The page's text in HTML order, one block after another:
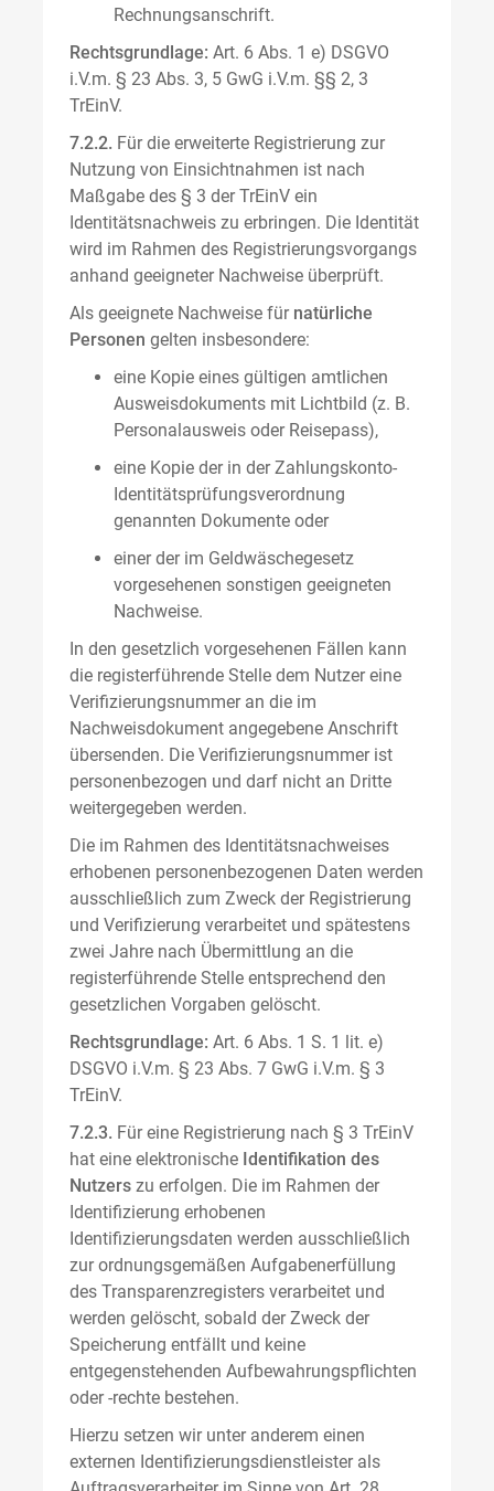
Rechnungsanschrift.
Rechtsgrundlage: Art. 6 Abs. 1 e) DSGVO
i.V.m. § 23 Abs. 3, 5 GwG i.V.m. §§ 2, 3
TrEinV.
7.2.2. Für die erweiterte Registrierung zur
Nutzung von Einsichtnahmen ist nach
Maßgabe des § 3 der TrEinV ein
Identitätsnachweis zu erbringen. Die Identität
wird im Rahmen des Registrierungsvorgangs
anhand geeigneter Nachweise überprüft.
Als geeignete Nachweise für natürliche
Personen gelten insbesondere:
eine Kopie eines gültigen amtlichen
Ausweisdokuments mit Lichtbild (z. B.
Personalausweis oder Reisepass),
eine Kopie der in der Zahlungskonto-
Identitätsprüfungsverordnung
genannten Dokumente oder
einer der im Geldwäschegesetz
vorgesehenen sonstigen geeigneten
Nachweise.
In den gesetzlich vorgesehenen Fällen kann
die registerführende Stelle dem Nutzer eine
Verifizierungsnummer an die im
Nachweisdokument angegebene Anschrift
übersenden. Die Verifizierungsnummer ist
personenbezogen und darf nicht an Dritte
weitergegeben werden.
Die im Rahmen des Identitätsnachweises
erhobenen personenbezogenen Daten werden
ausschließlich zum Zweck der Registrierung
und Verifizierung verarbeitet und spätestens
zwei Jahre nach Übermittlung an die
registerführende Stelle entsprechend den
gesetzlichen Vorgaben gelöscht.
Rechtsgrundlage: Art. 6 Abs. 1 S. 1 lit. e)
DSGVO i.V.m. § 23 Abs. 7 GwG i.V.m. § 3
TrEinV.
7.2.3. Für eine Registrierung nach § 3 TrEinV
hat eine elektronische Identifikation des
Nutzers zu erfolgen. Die im Rahmen der
Identifizierung erhobenen
Identifizierungsdaten werden ausschließlich
zur ordnungsgemäßen Aufgabenerfüllung
des Transparenzregisters verarbeitet und
werden gelöscht, sobald der Zweck der
Speicherung entfällt und keine
entgegenstehenden Aufbewahrungspflichten
oder -rechte bestehen.
Hierzu setzen wir unter anderem einen
externen Identifizierungsdienstleister als